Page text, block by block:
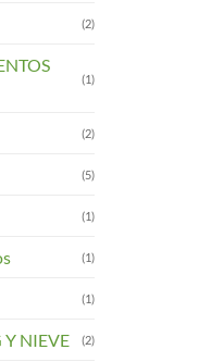
(2)
(1)
(2)
(5)
(1)
(1)
(1)
Y NIEVE (2)